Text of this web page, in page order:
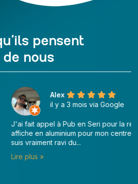
pensent
de nous
3 mois via Google
en Seri pour la réalisation d'une
pour mon centre de soin, et je